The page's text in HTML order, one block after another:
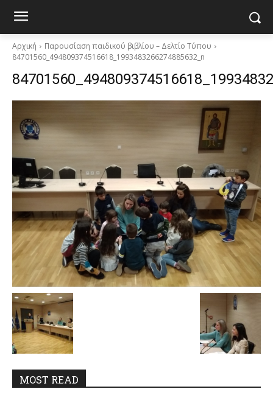
Αρχική
Παρουσίαση παιδικού βιβλίου – Δελτίο Τύπου
84701560_494809374516618_1993483266274885632_n
MOST READ